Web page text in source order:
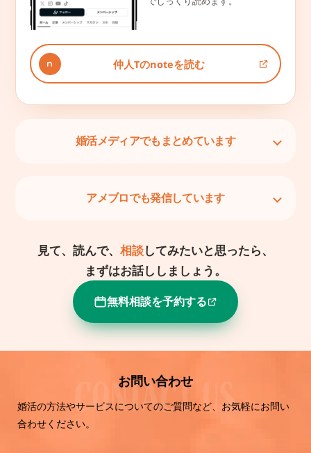
仲人Tのnoteを読む
婚活メディアでもまとめています
アメブロでも発信しています
見て、読んで、 相談してみたいと思ったら、
まずはお話ししましょう。
無料相談を予約する
お問い合わせ
婚活の方法やサービスについてのご質問など、お気軽にお問い
合わせください。